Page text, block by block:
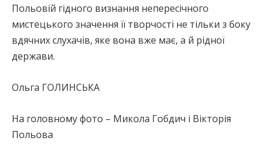
Польовій гідного визнання непересічного
мистецького значення її творчості не тільки з боку
вдячних слухачів, яке вона вже має, а й рідної
держави.
Ольга ГОЛИНСЬКА
На головному фото – Микола Гобдич і Вікторія
Польова